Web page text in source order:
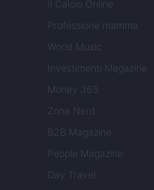
Il Calcio Online
Professione mamma
World Music
Investimenti Magazine
Money 365
Zona Nerd
B2B Magazine
People Magazine
Day Travel